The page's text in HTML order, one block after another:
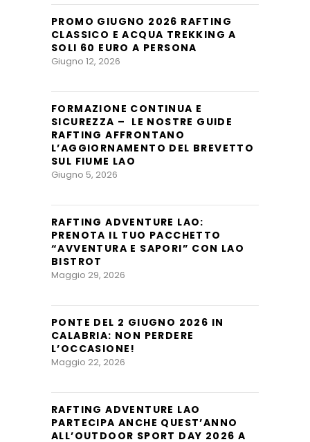
PROMO GIUGNO 2026 RAFTING
CLASSICO E ACQUA TREKKING A
SOLI 60 EURO A PERSONA
Giugno 12, 2026
FORMAZIONE CONTINUA E
SICUREZZA – LE NOSTRE GUIDE
RAFTING AFFRONTANO
L’AGGIORNAMENTO DEL BREVETTO
SUL FIUME LAO
Giugno 5, 2026
RAFTING ADVENTURE LAO:
PRENOTA IL TUO PACCHETTO
“AVVENTURA E SAPORI” CON LAO
BISTROT
Maggio 29, 2026
PONTE DEL 2 GIUGNO 2026 IN
CALABRIA: NON PERDERE
L’OCCASIONE!
Maggio 22, 2026
RAFTING ADVENTURE LAO
PARTECIPA ANCHE QUEST’ANNO
ALL’OUTDOOR SPORT DAY 2026 A